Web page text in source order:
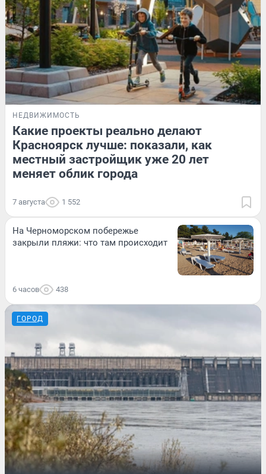
НЕДВИЖИМОСТЬ
Какие проекты реально делают
Красноярск лучше: показали, как
местный застройщик уже 20 лет
меняет облик города
7 августа 1 552
На Черноморском побережье
закрыли пляжи: что там происходит
6 часов 438
ГОРОД